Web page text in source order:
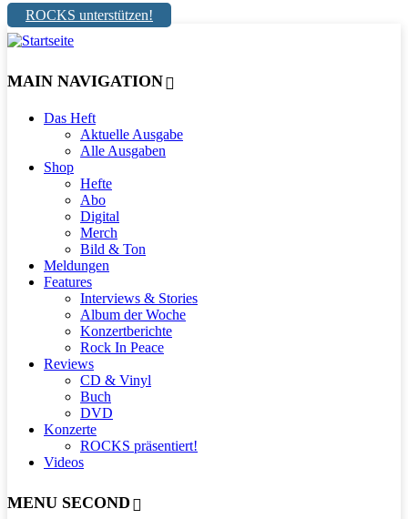
ROCKS unterstützen!
MAIN NAVIGATION
Das Heft
Aktuelle Ausgabe
Alle Ausgaben
Shop
Hefte
Abo
Digital
Merch
Bild & Ton
Meldungen
Features
Interviews & Stories
Album der Woche
Konzertberichte
Rock In Peace
Reviews
CD & Vinyl
Buch
DVD
Konzerte
ROCKS präsentiert!
Videos
MENU SECOND